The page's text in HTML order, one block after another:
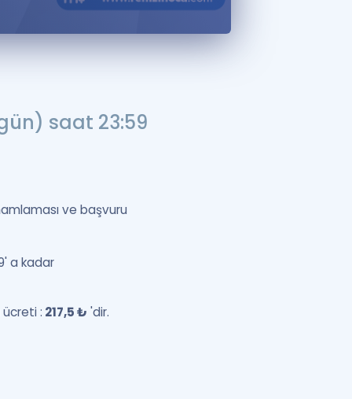
saat 23:59
ve başvuru
a kadar
: 217,5 ₺ 'dir.